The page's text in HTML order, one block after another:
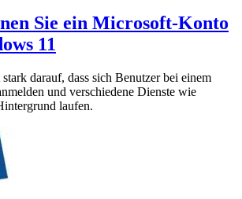
Sie ein Microsoft-Konto
11
darauf, dass sich Benutzer bei einem
und verschiedene Dienste wie
laufen.